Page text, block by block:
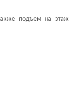
подъем на этаж